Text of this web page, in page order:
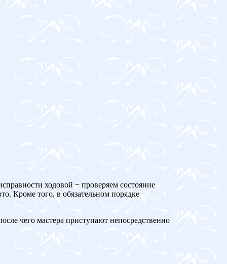
ходовой − проверяем состояние
Кроме того, в обязательном порядке
чего мастера приступают непосредственно